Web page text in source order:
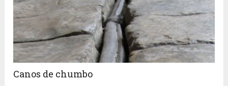
Canos de chumbo